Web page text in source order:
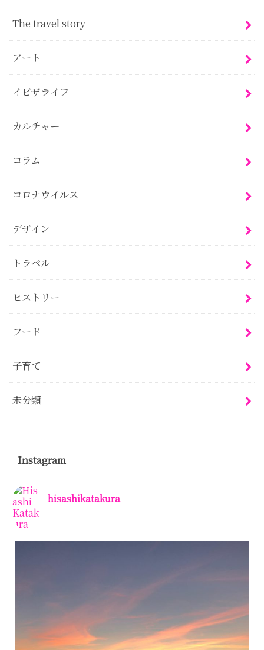
The travel story
アート
イビザライフ
カルチャー
コラム
コロナウイルス
デザイン
トラベル
ヒストリー
フード
子育て
未分類
Instagram
hisashikatakura